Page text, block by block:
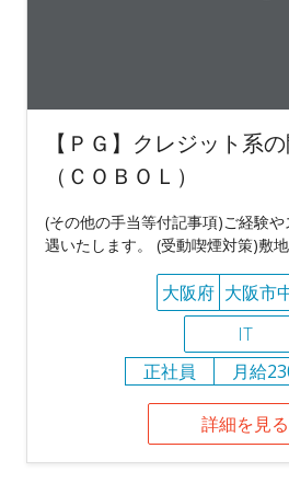
【ＰＧ】クレジット系
（ＣＯＢＯＬ）
(その他の手当等付記事項)ご経験
遇いたします。 (受動喫煙対策)敷
大阪府 大阪市
IT
正社員
月給
詳細を見る